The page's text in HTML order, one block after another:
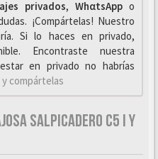
privados, WhαtsAppo
¡Compártelas! Nuestro
Si lo haces en privado,
Encontraste nuestra
en privado no habrías
compártelas
SALPICADERO C5 I Y